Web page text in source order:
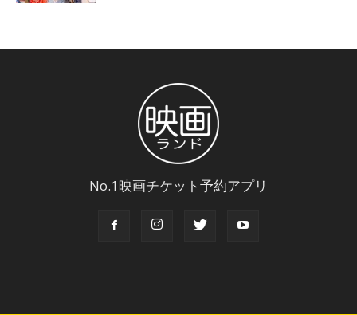
No.1映画チケット予約アプリ